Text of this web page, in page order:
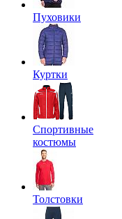
Пуховики
Куртки
Спортивные
костюмы
Толстовки